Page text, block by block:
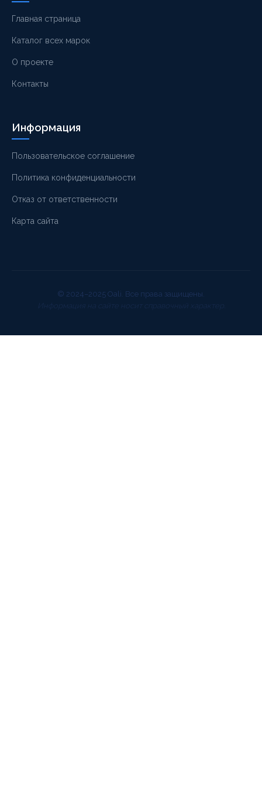
Главная страница
Каталог всех марок
О проекте
Контакты
Информация
Пользовательское соглашение
Политика конфиденциальности
Отказ от ответственности
Карта сайта
© 2024–2025 Oali. Все права защищены.